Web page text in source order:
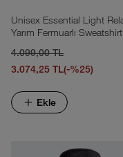
Unisex Essential Light
Yarım Fermuarlı Sweatshirt
4.099,00 TL
3.074,25 TL(-%25)
Ekle